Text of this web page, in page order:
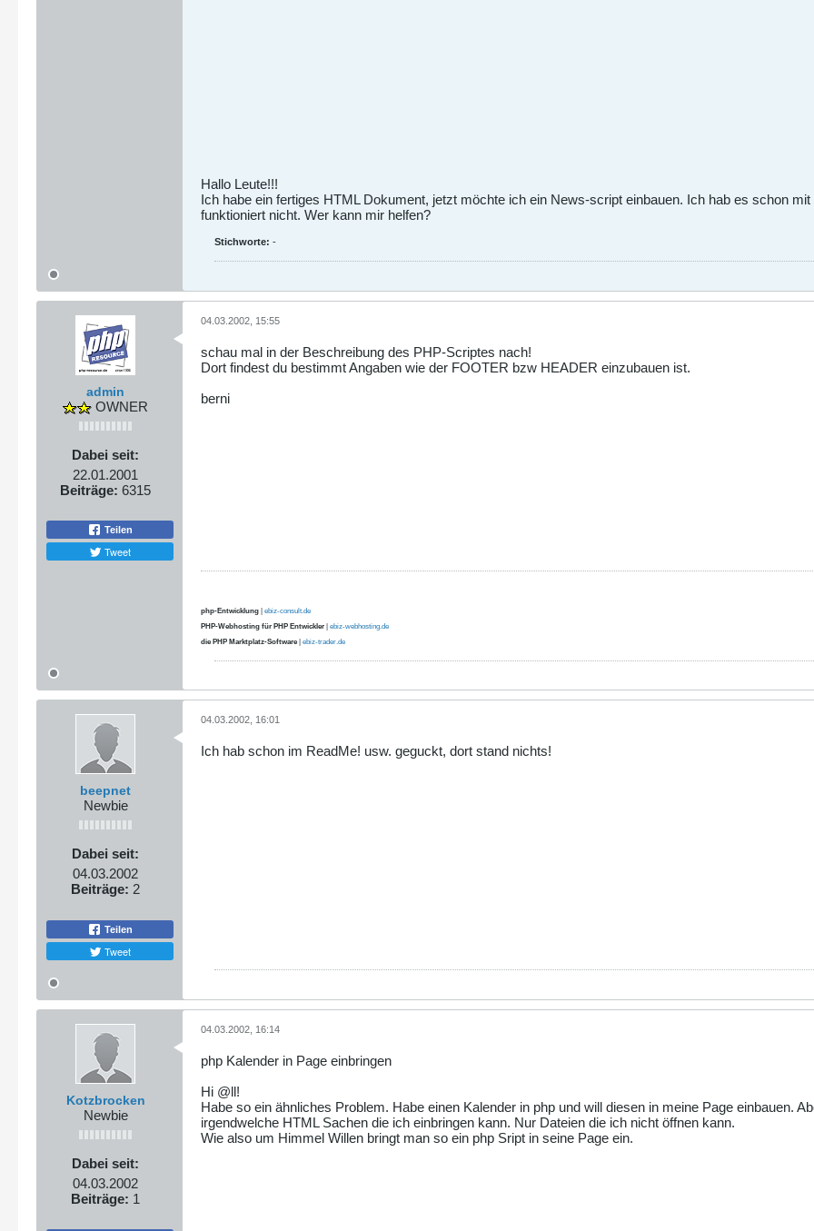
Hallo Leute!!!
Ich habe ein fertiges HTML Dokument, jetzt möchte ich ein News-script einbauen. Ich hab es schon
funktioniert nicht. Wer kann mir helfen?
Stichworte: -
admin
OWNER
Dabei seit:
22.01.2001
Beiträge: 6315
Teilen
Tweet
04.03.2002, 15:55
schau mal in der Beschreibung des PHP-Scriptes nach!
Dort findest du bestimmt Angaben wie der FOOTER bzw HEADER einzubauen ist.
berni
php-Entwicklung | ebiz-consult.de
PHP-Webhosting für PHP Entwickler | ebiz-webhosting.de
die PHP Marktplatz-Software | ebiz-trader.de
beepnet
Newbie
Dabei seit:
04.03.2002
Beiträge: 2
Teilen
Tweet
04.03.2002, 16:01
Ich hab schon im ReadMe! usw. geguckt, dort stand nichts!
Kotzbrocken
Newbie
Dabei seit:
04.03.2002
Beiträge: 1
04.03.2002, 16:14
php Kalender in Page einbringen
Hi @ll!
Habe so ein ähnliches Problem. Habe einen Kalender in php und will diesen in meine Page einbauen.
irgendwelche HTML Sachen die ich einbringen kann. Nur Dateien die ich nicht öffnen kann.
Wie also um Himmel Willen bringt man so ein php Sript in seine Page ein.